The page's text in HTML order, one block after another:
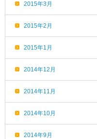
2015年3月
2015年2月
2015年1月
2014年12月
2014年11月
2014年10月
2014年9月